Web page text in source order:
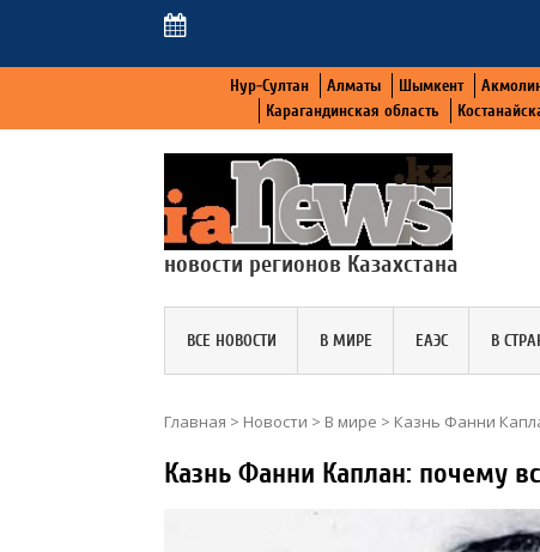
Нур-Султан Алматы Шымкент
Карагандинская область
новости регионов Казахстана
ВСЕ НОВОСТИ В МИРЕ ЕАЭС В
Главная > Новости > В мире > Казнь Фанни
Казнь Фанни Каплан: почему